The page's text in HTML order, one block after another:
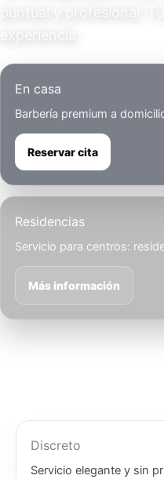
puntual y profesional.
En casa
Barbería premium a
Reservar cita
Residencias
Servicio para centros:
Más información
Discreto
Servicio elegante y sin